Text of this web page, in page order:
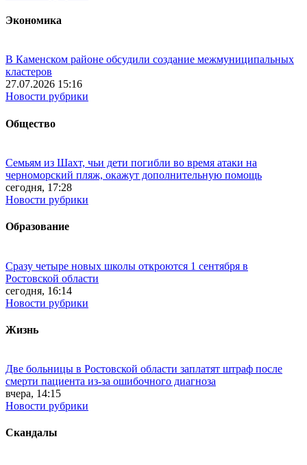
Экономика
В Каменском районе обсудили создание межмуниципальных
кластеров
27.07.2026 15:16
Новости рубрики
Общество
Семьям из Шахт, чьи дети погибли во время атаки на
черноморский пляж, окажут дополнительную помощь
сегодня, 17:28
Новости рубрики
Образование
Сразу четыре новых школы откроются 1 сентября в
Ростовской области
сегодня, 16:14
Новости рубрики
Жизнь
Две больницы в Ростовской области заплатят штраф после
смерти пациента из-за ошибочного диагноза
вчера, 14:15
Новости рубрики
Скандалы